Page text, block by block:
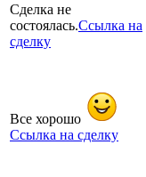
Сделка не
состоялась.Ссылка на
сделку
Все хорошо
Ссылка на сделку